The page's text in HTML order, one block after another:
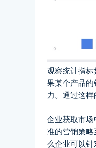
观察统计指
果某个产品
力。通过这
企业获取市
准的营销策
么企业可以针